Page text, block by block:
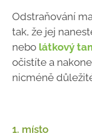
Odstraňování
tak, že jej
nebo látkový
očistíte a
nicméně
1. místo